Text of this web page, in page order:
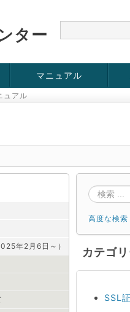
ター
マニュアル
KVM
OpenVZ
Windows Server
SSH接続
ドメイン
SSL
ュアル
年2月6日～）
高度な検索
カテゴ
SSL